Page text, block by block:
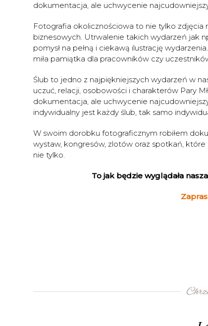
dokumentacja, ale uchwycenie
Fotografia okolicznościowa to nie tylko
biznesowych. Utrwalenie takich wydarzeń jak
pomysł na pełną i ciekawą ilustrację
miła pamiątka dla pracowników czy
Ślub to jedno z najpiękniejszych wydarzeń w
uczuć, relacji, osobowości i charakterów Pary
dokumentacja, ale uchwycenie
indywidualny jest każdy ślub, tak samo
W swoim dorobku fotograficznym robiłem
wystaw, kongresów, zlotów oraz spotkań,
nie tylko.
To jak będzie wyglądała